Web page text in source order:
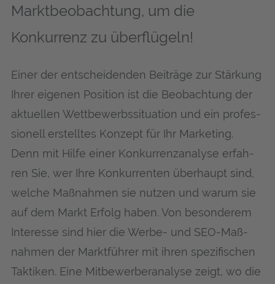
Marktbeobachtung, um die
Konkurrenz zu überflügeln!
Einer der ent­schei­den­den Bei­trä­ge zur Stär­kung
Ihrer eige­nen Posi­ti­on ist die Beob­ach­tung der
aktu­el­len Wett­be­werbs­si­tua­ti­on und ein pro­fes­
sio­nell erstell­tes Kon­zept für Ihr Mar­ke­ting.
Denn mit Hil­fe einer Kon­kur­renz­ana­ly­se erfah­
ren Sie, wer Ihre Kon­kur­ren­ten über­haupt sind,
wel­che Maß­nah­men sie nut­zen und war­um sie
auf dem Markt Erfolg haben. Von beson­de­rem
Inter­es­se sind hier die Wer­be- und SEO-Maß­
nah­men der Markt­füh­rer mit ihren spe­zi­fi­schen
Tak­ti­ken. Eine Mit­be­wer­ber­ana­ly­se zeigt, wo die